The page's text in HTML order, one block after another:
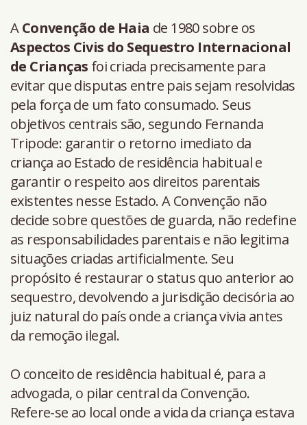
AConvenção de Haia de 1980 sobre os
Aspectos Civis do Sequestro Internacional
de Crianças foi criada precisamente para
evitar que disputas entre pais sejam resolvidas
pela força de um fato consumado. Seus
objetivos centrais são, segundo Fernanda
Tripode: garantir o retorno imediato da
criança ao Estado de residência habitual e
garantir o respeito aos direitos parentais
existentes nesse Estado. A Convenção não
decide sobre questões de guarda, não redefine
as responsabilidades parentais e não legitima
situações criadas artificialmente. Seu
propósito é restaurar o status quo anterior ao
sequestro, devolvendo a jurisdição decisória ao
juiz natural do país onde a criança vivia antes
da remoção ilegal.
O conceito de residência habitual é, para a
advogada, o pilar central da Convenção.
Refere-se ao local onde a vida da criança estava